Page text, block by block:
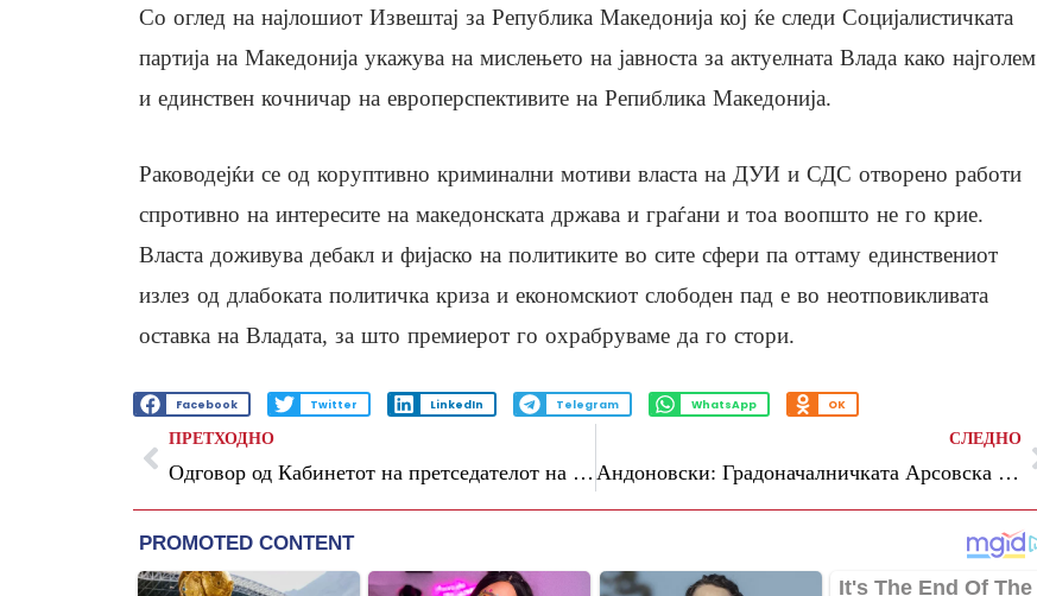
Со оглед на најлошиот Извештај за Република Македонија кој ќе следи Социјалистичката
партија на Македонија укажува на мислењето на јавноста за актуелната Влада како најголем
и единствен кочничар на европерспективите на Репиблика Македонија.
Раководејќи се од коруптивно криминални мотиви власта на ДУИ и СДС отворено работи
спротивно на интересите на македонската држава и граѓани и тоа воопшто не го крие.
Власта доживува дебакл и фијаско на политиките во сите сфери па оттаму единствениот
излез од длабоката политичка криза и економскиот слободен пад е во неотповикливата
оставка на Владата, за што премиерот го охрабруваме да го стори.
Facebook Twitter LinkedIn Telegram WhatsApp OK
ПРЕТХОДНО
Одговор од Кабинетот на претседателот на Собранието Џафери на отвореното писмо од Велјаноски:
СЛЕДНО
Андоновски: Градоначалничката Арсовска тајно ги исплатила долговите кон приватните превозници, но нов договор не потпишува и градот го држи во клинч